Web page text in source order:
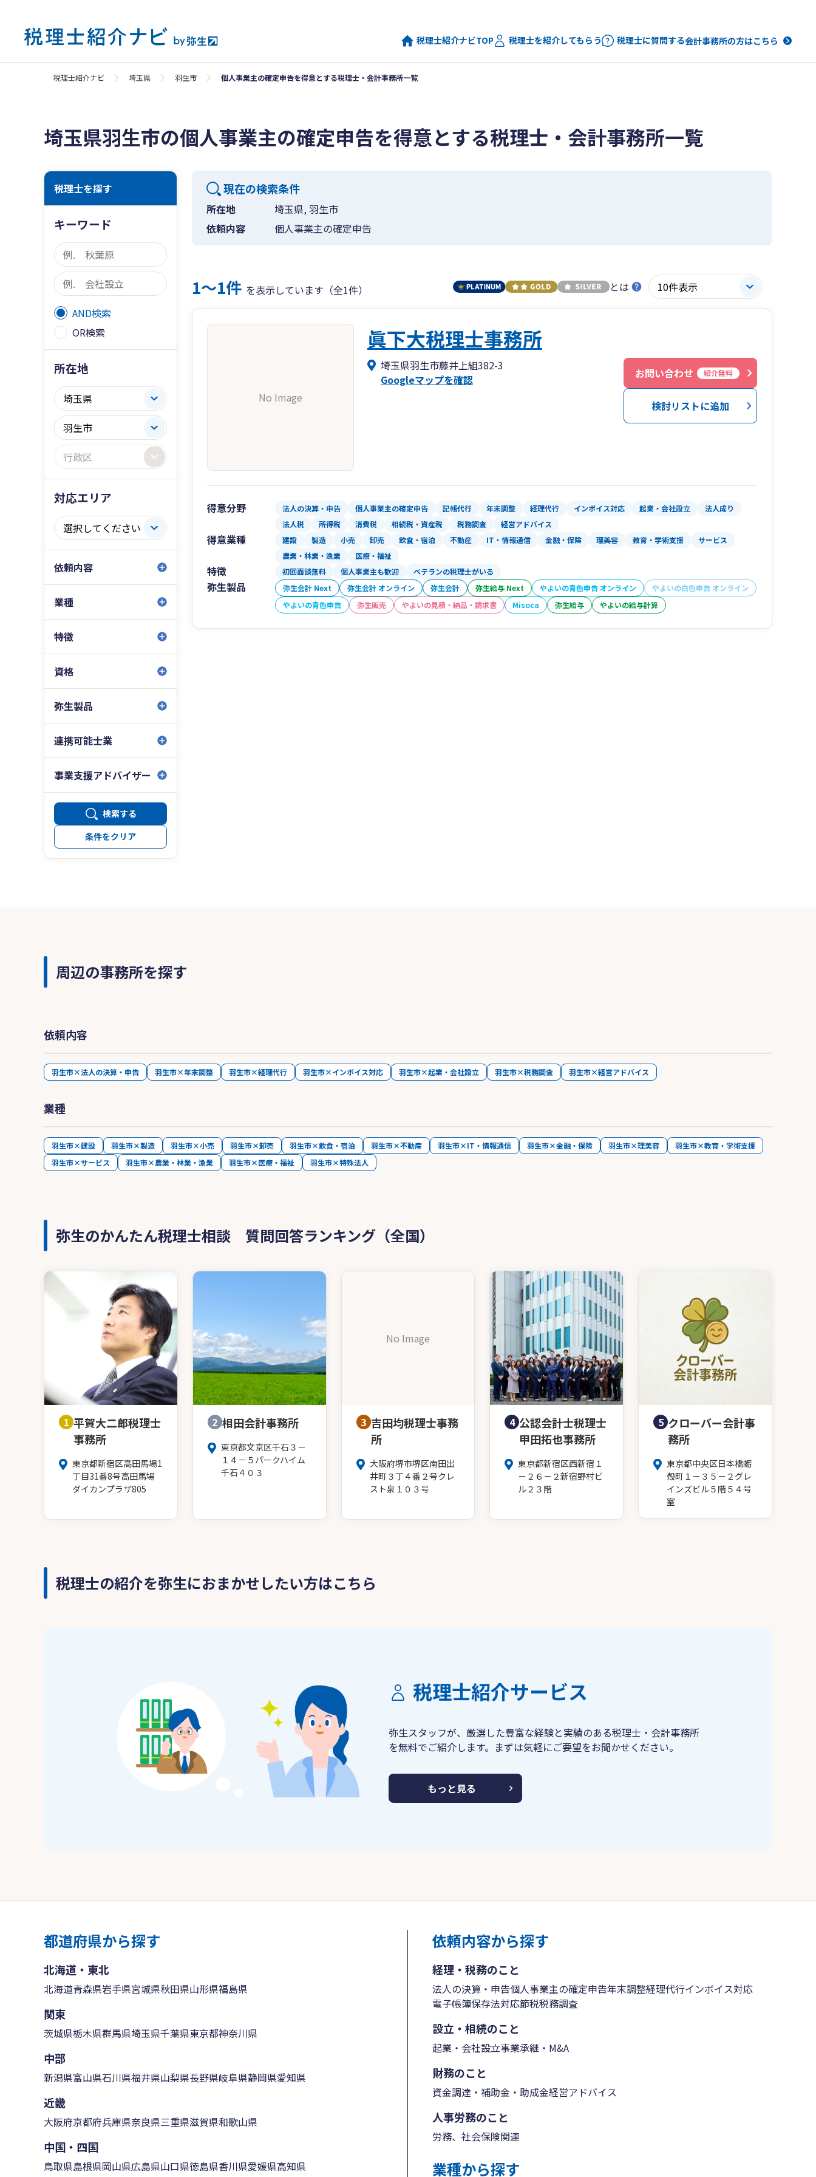
税理士紹介ナビTOP 税理士を紹介してもらう 税理士に質問する会計事務所の方はこちら
税理士紹介ナビ 埼玉県 羽生市 個人事業主の確定申告を得意とする税理士・会計事務所一覧
埼玉県羽生市の個人事業主の確定申告を得意とする税理士・会計事務所一覧
税理士を探す
キーワード
AND検索
OR検索
所在地
対応エリア
依頼内容
業種
特徴
資格
弥生製品
連携可能士業
事業支援アドバイザー
検索する
条件をクリア
現在の検索条件
所在地
埼玉県, 羽生市
依頼内容
個人事業主の確定申告
1〜1件 を表示しています（全1件） とは
No Image
眞下大税理士事務所
埼玉県羽生市藤井上組382-3
Googleマップを確認
お問い合わせ 紹介無料
検討リストに追加
得意分野 法人の決算・申告 個人事業主の確定申告 記帳代行 年末調整 経理代行 インボイス対応 起業・会社設立
法人成り
法人税
所得税 消費税 相続税・資産税 税務調査 経営アドバイス
得意業種 建設 製造 小売 卸売 飲食・宿泊 不動産 IT・情報通信 金融・保険 理美容 教育・学術支援
サービス
農業・林業・漁業
医療・福祉
特徴 初回面談無料 個人事業主も歓迎 ベテランの税理士がいる
弥生製品 弥生会計 Next 弥生会計 オンライン 弥生会計 弥生給与 Next やよいの青色申告 オンライン
やよいの白色申告 オンライン
やよいの青色申告
弥生販売 やよいの見積・納品・請求書 Misoca 弥生給与 やよいの給与計算
周辺の事務所を探す
依頼内容
羽生市×法人の決算・申告 羽生市×年末調整 羽生市×経理代行 羽生市×インボイス対応 羽生市×起業・会社設立 羽生市×税務調査 羽生市×経営アドバイス
業種
羽生市×建設 羽生市×製造 羽生市×小売 羽生市×卸売 羽生市×飲食・宿泊 羽生市×不動産 羽生市×IT・情報通信 羽生市×金融・保険 羽生市×理美容
羽生市×教育・学術支援
羽生市×サービス
羽生市×農業・林業・漁業 羽生市×医療・福祉 羽生市×特殊法人
弥生のかんたん税理士相談 質問回答ランキング（全国）
1 平賀大二郎税理士
事務所
東京都新宿区高田馬場1
丁目31番8号高田馬場
ダイカンプラザ805
2 相田会計事務所
東京都文京区千石３－
１４－５パークハイム
千石４０３
No Image
3 吉田均税理士事務
所
大阪府堺市堺区南田出
井町３丁４番２号クレ
スト泉１０３号
4 公認会計士税理士
甲田拓也事務所
東京都新宿区西新宿１
－２６－２新宿野村ビ
ル２３階
5 クローバー会計事
務所
東京都中央区日本橋蛎
殻町１－３５－２グレ
インズビル５階５４号
室
税理士の紹介を弥生におまかせしたい方はこちら
税理士紹介サービス
弥生スタッフが、厳選した豊富な経験と実績のある税理士・会計事務所
を無料でご紹介します。まずは気軽にご要望をお聞かせください。
もっと見る
都道府県から探す
北海道・東北
北海道青森県岩手県宮城県秋田県山形県福島県
関東
茨城県栃木県群馬県埼玉県千葉県東京都神奈川県
中部
新潟県富山県石川県福井県山梨県長野県岐阜県静岡県愛知県
近畿
大阪府京都府兵庫県奈良県三重県滋賀県和歌山県
中国・四国
鳥取県島根県岡山県広島県山口県徳島県香川県愛媛県高知県
依頼内容から探す
経理・税務のこと
法人の決算・申告個人事業主の確定申告年末調整経理代行インボイス対応
電子帳簿保存法対応節税税務調査
設立・相続のこと
起業・会社設立事業承継・M&A
財務のこと
資金調達・補助金・助成金経営アドバイス
人事労務のこと
労務、社会保険関連
業種から探す